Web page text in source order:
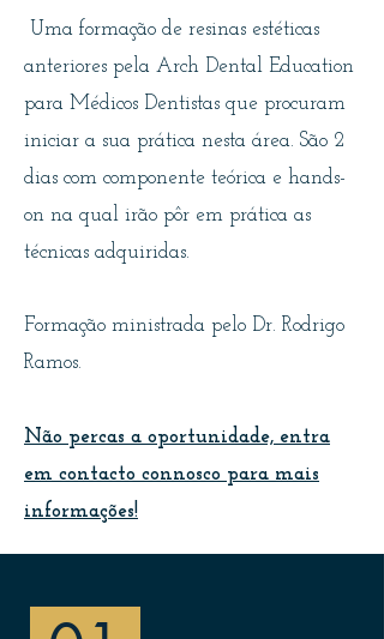
Uma formação de resinas estéticas
anteriores pela Arch Dental Education
para Médicos Dentistas que procuram
iniciar a sua prática nesta área. São 2
dias com componente teórica e hands-
on na qual irão pôr em prática as
técnicas adquiridas.
Formação ministrada pelo Dr. Rodrigo
Ramos.
Não percas a oportunidade, entra
em contacto connosco para mais
informações!